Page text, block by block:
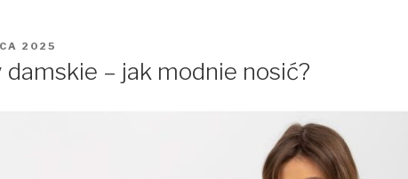
2025
damskie – jak modnie nosić?